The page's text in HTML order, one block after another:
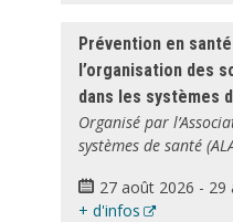
Prévention en
l’organisation des
dans les systèmes
Organisé par
systèmes de santé
27 août 2026 - 29
+ d'infos